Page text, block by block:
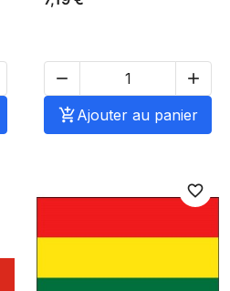


Ajouter au panier
favorite_border